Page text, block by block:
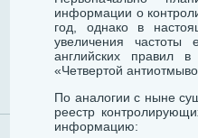
информации о
год, однако в
увеличения частоты
английских правил
«Четвертой
По аналогии с ныне
реестр
информацию: